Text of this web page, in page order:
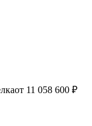
от 11 058 600 ₽